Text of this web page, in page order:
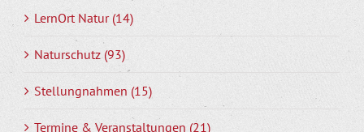
LernOrt Natur (14)
Naturschutz (93)
Stellungnahmen (15)
Termine & Veranstaltungen (21)